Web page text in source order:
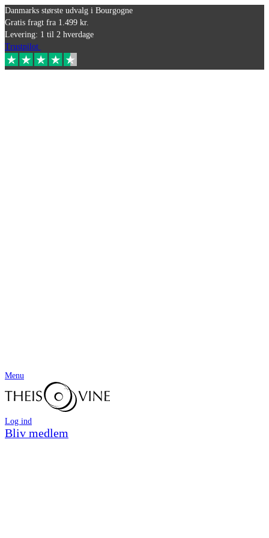
Danmarks største udvalg i Bourgogne
Gratis fragt fra 1.499 kr.
Levering: 1 til 2 hverdage
Trustpilot
Menu
Log ind
Bliv medlem